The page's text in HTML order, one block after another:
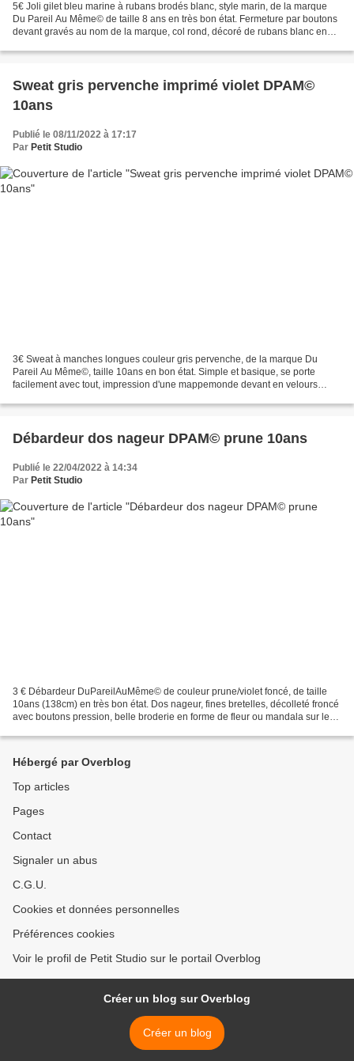
5€ Joli gilet bleu marine à rubans brodés blanc, style marin, de la marque
Du Pareil Au Même© de taille 8 ans en très bon état. Fermeture par boutons
devant gravés au nom de la marque, col rond, décoré de rubans blanc en
Sweat gris pervenche imprimé violet DPAM©
10ans
Publié le 08/11/2022 à 17:17
Par Petit Studio
3€ Sweat à manches longues couleur gris pervenche, de la marque Du
Pareil Au Même©, taille 10ans en bon état. Simple et basique, se porte
facilement avec tout, impression d'une mappemonde devant en velours
Débardeur dos nageur DPAM© prune 10ans
Publié le 22/04/2022 à 14:34
Par Petit Studio
3 € Débardeur DuPareilAuMême© de couleur prune/violet foncé, de taille
10ans (138cm) en très bon état. Dos nageur, fines bretelles, décolleté froncé
avec boutons pression, belle broderie en forme de fleur ou mandala sur le
Hébergé par Overblog
Top articles
Pages
Contact
Signaler un abus
C.G.U.
Cookies et données personnelles
Préférences cookies
Voir le profil de Petit Studio sur le portail Overblog
Créer un blog sur Overblog
Créer un blog